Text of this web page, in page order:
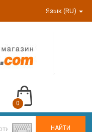
Язык (RU)
НАЙТИ
0